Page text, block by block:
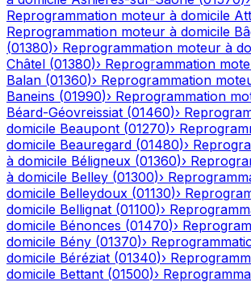
Reprogrammation moteur à domicile
Reprogrammation moteur à domicile
(01380)› Reprogrammation moteur à
Châtel (01380)› Reprogrammation
Balan (01360)› Reprogrammation
Baneins (01990)› Reprogrammation
Béard-Géovreissiat (01460)›
domicile Beaupont (01270)›
domicile Beauregard (01480)›
à domicile Béligneux (01360)›
à domicile Belley (01300)›
domicile Belleydoux (01130)›
domicile Bellignat (01100)›
domicile Bénonces (01470)›
domicile Bény (01370)›
domicile Béréziat (01340)›
domicile Bettant (01500)›